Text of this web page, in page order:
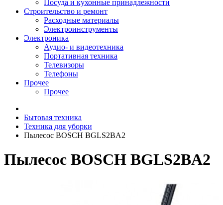
Посуда и кухонные принадлежности
Строительство и ремонт
Расходные материалы
Электроинструменты
Электроника
Аудио- и видеотехника
Портативная техника
Телевизоры
Телефоны
Прочее
Прочее
Бытовая техника
Техника для уборки
Пылесос BOSCH BGLS2BA2
Пылесос BOSCH BGLS2BA2